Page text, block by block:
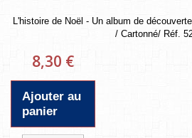
L'histoire de Noël - Un album de
/ Cartonné/ Réf.
8,30 €
Ajouter au
panier